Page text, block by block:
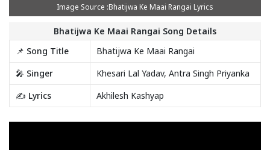
Image Source :Bhatijwa Ke Maai Rangai Lyrics
Bhatijwa Ke Maai Rangai Song Details
📌 Song Title
Bhatijwa Ke Maai Rangai
🎤 Singer
Khesari Lal Yadav, Antra Singh Priyanka
✍️ Lyrics
Akhilesh Kashyap